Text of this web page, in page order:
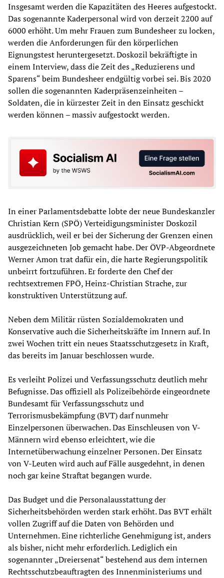
Insgesamt werden die Kapazitäten des Heeres aufgestockt.
Das sogenannte Kaderpersonal wird von derzeit 2200 auf
6000 erhöht. Um mehr Frauen zum Bundesheer zu locken,
werden die Anforderungen für den körperlichen
Eignungstest heruntergesetzt. Doskozil bekräftigte in
einem Interview, dass die Zeit des „Reduzierens und
Sparens“ beim Bundesheer endgültig vorbei sei. Bis 2020
sollen die sogenannten Kaderpräsenzeinheiten –
Soldaten, die in kürzester Zeit in den Einsatz geschickt
werden können – massiv aufgestockt werden.
In einer Parlamentsdebatte lobte der neue Bundeskanzler
Christian Kern (SPÖ) Verteidigungsminister Doskozil
ausdrücklich, weil er bei der Sicherung der Grenzen einen
ausgezeichneten Job gemacht habe. Der ÖVP-Abgeordnete
Werner Amon trat dafür ein, die harte Regierungspolitik
unbeirrt fortzuführen. Er forderte den Chef der
rechtsextremen FPÖ, Heinz-Christian Strache, zur
konstruktiven Unterstützung auf.
Neben dem Militär rüsten Sozialdemokraten und
Konservative auch die Sicherheitskräfte im Innern auf. In
zwei Wochen tritt ein neues Staatsschutzgesetz in Kraft,
das bereits im Januar beschlossen wurde.
Es verleiht Polizei und Verfassungsschutz deutlich mehr
Befugnisse. Das offiziell als Polizeibehörde eingeordnete
Bundesamt für Verfassungsschutz und
Terrorismusbekämpfung (BVT) darf nunmehr
Einzelpersonen überwachen. Das Einschleusen von V-
Männern wird ebenso erleichtert, wie die
Internetüberwachung einzelner Personen. Der Einsatz
von V-Leuten wird auch auf Fälle ausgedehnt, in denen
noch gar keine Straftat begangen wurde.
Das Budget und die Personalausstattung der
Sicherheitsbehörden werden stark erhöht. Das BVT erhält
vollen Zugriff auf die Daten von Behörden und
Unternehmen. Eine richterliche Genehmigung ist, anders
als bisher, nicht mehr erforderlich. Lediglich ein
sogenannter „Dreiersenat“ bestehend aus dem internen
Rechtsschutzbeauftragten des Innenministeriums und